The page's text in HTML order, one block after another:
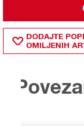
DODAJTE
OMILJENIH